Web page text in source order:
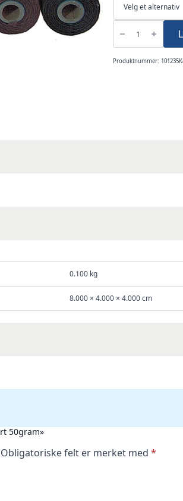
Lintråd
polert
50gram
Produktnummer: 101235
0.100 kg
8.000 × 4.000 × 4.000 cm
50gram»
Obligatoriske felt er merket med *